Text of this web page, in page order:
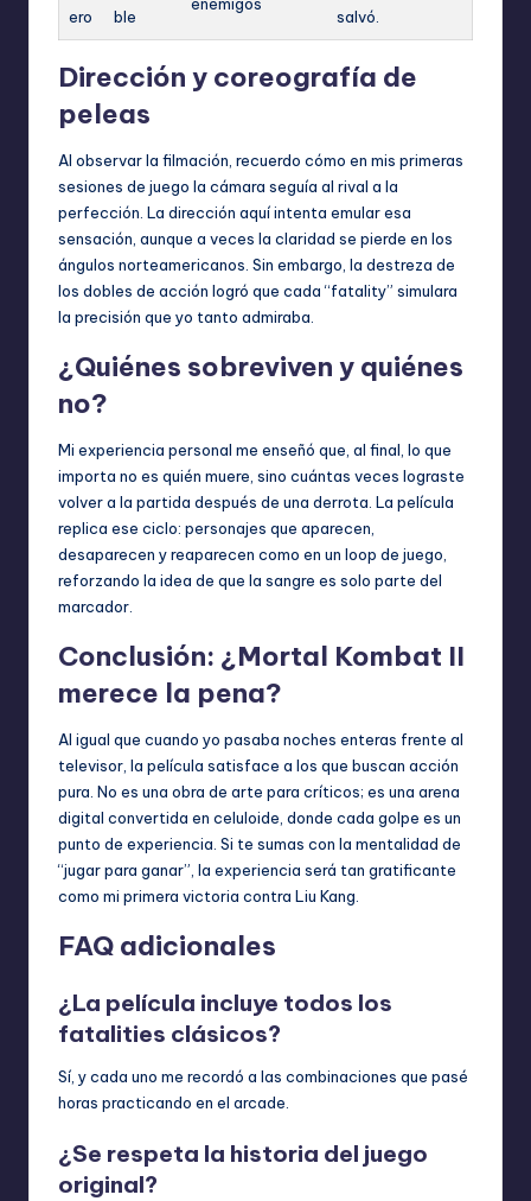
ero ble salvó.
Dirección y coreografía de
peleas
Al observar la filmación, recuerdo cómo en mis primeras
sesiones de juego la cámara seguía al rival a la
perfección. La dirección aquí intenta emular esa
sensación, aunque a veces la claridad se pierde en los
ángulos norteamericanos. Sin embargo, la destreza de
los dobles de acción logró que cada “fatality” simulara
la precisión que yo tanto admiraba.
¿Quiénes sobreviven y quiénes
no?
Mi experiencia personal me enseñó que, al final, lo que
importa no es quién muere, sino cuántas veces lograste
volver a la partida después de una derrota. La película
replica ese ciclo: personajes que aparecen,
desaparecen y reaparecen como en un loop de juego,
reforzando la idea de que la sangre es solo parte del
marcador.
Conclusión: ¿Mortal Kombat II
merece la pena?
Al igual que cuando yo pasaba noches enteras frente al
televisor, la película satisface a los que buscan acción
pura. No es una obra de arte para críticos; es una arena
digital convertida en celuloide, donde cada golpe es un
punto de experiencia. Si te sumas con la mentalidad de
“jugar para ganar”, la experiencia será tan gratificante
como mi primera victoria contra Liu Kang.
FAQ adicionales
¿La película incluye todos los
fatalities clásicos?
Sí, y cada uno me recordó a las combinaciones que pasé
horas practicando en el arcade.
¿Se respeta la historia del juego
original?